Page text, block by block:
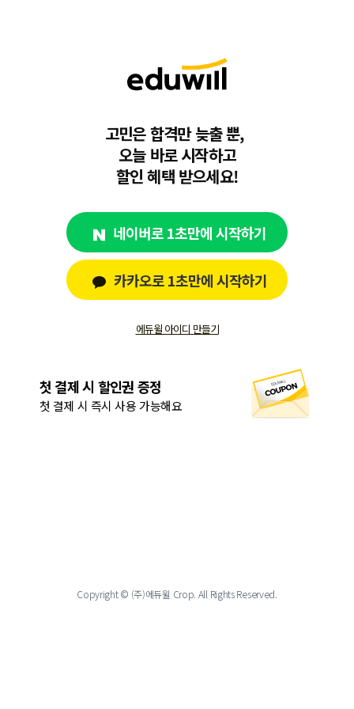
고민은 합격만 늦출 뿐,
오늘 바로 시작하고
할인 혜택 받으세요!
네이버로 1초만에 시작하기
카카오로 1초만에 시작하기
에듀윌 아이디 만들기
첫 결제 시 할인권 증정
첫 결제 시 즉시 사용 가능해요
Copyright © (주)에듀윌 Crop. All Rights Reserved.